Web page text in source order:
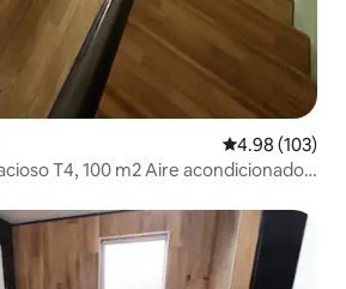
Calificación
4.98 (103)
T4, 100 m2 Aire acondicionado